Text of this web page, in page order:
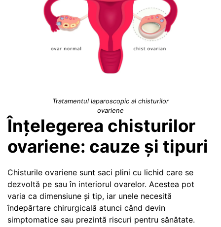
Tratamentul laparoscopic al chisturilor
ovariene
Înțelegerea chisturilor
ovariene: cauze și tipuri
Chisturile ovariene sunt saci plini cu lichid care se
dezvoltă pe sau în interiorul ovarelor. Acestea pot
varia ca dimensiune și tip, iar unele necesită
îndepărtare chirurgicală atunci când devin
simptomatice sau prezintă riscuri pentru sănătate.